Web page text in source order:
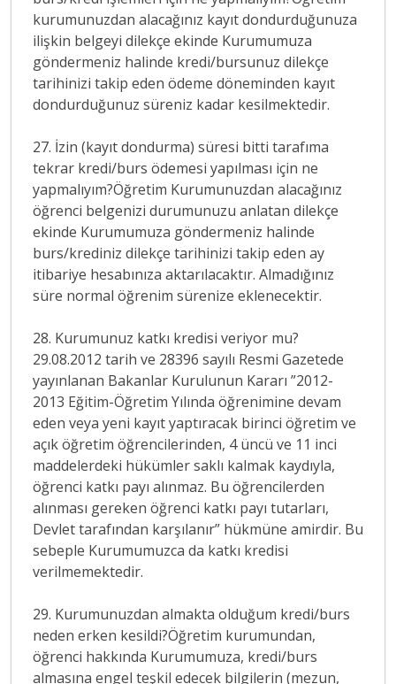
kurumunuzdan alacağınız kayıt dondurduğunuza
ilişkin belgeyi dilekçe ekinde Kurumumuza
göndermeniz halinde kredi/bursunuz dilekçe
tarihinizi takip eden ödeme döneminden kayıt
dondurduğunuz süreniz kadar kesilmektedir.
27. İzin (kayıt dondurma) süresi bitti tarafıma
tekrar kredi/burs ödemesi yapılması için ne
yapmalıyım?Öğretim Kurumunuzdan alacağınız
öğrenci belgenizi durumunuzu anlatan dilekçe
ekinde Kurumumuza göndermeniz halinde
burs/krediniz dilekçe tarihinizi takip eden ay
itibariye hesabınıza aktarılacaktır. Almadığınız
süre normal öğrenim sürenize eklenecektir.
28. Kurumunuz katkı kredisi veriyor mu?
29.08.2012 tarih ve 28396 sayılı Resmi Gazetede
yayınlanan Bakanlar Kurulunun Kararı ”2012-
2013 Eğitim-Öğretim Yılında öğrenimine devam
eden veya yeni kayıt yaptıracak birinci öğretim ve
açık öğretim öğrencilerinden, 4 üncü ve 11 inci
maddelerdeki hükümler saklı kalmak kaydıyla,
öğrenci katkı payı alınmaz. Bu öğrencilerden
alınması gereken öğrenci katkı payı tutarları,
Devlet tarafından karşılanır” hükmüne amirdir. Bu
sebeple Kurumumuzca da katkı kredisi
verilmemektedir.
29. Kurumunuzdan almakta olduğum kredi/burs
neden erken kesildi?Öğretim kurumundan,
öğrenci hakkında Kurumumuza, kredi/burs
almasına engel teşkil edecek bilgilerin (mezun,